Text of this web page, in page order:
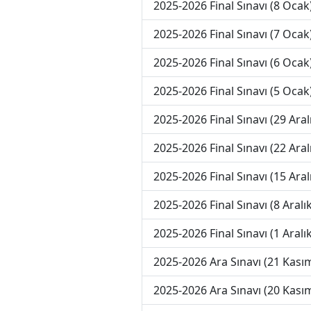
2025-2026 Final Sınavı (8
2025-2026 Final Sınavı (7
2025-2026 Final Sınavı (6
2025-2026 Final Sınavı (5
2025-2026 Final Sınavı (29
2025-2026 Final Sınavı (22
2025-2026 Final Sınavı (15
2025-2026 Final Sınavı (8
2025-2026 Final Sınavı (1
2025-2026 Ara Sınavı (21
2025-2026 Ara Sınavı (20